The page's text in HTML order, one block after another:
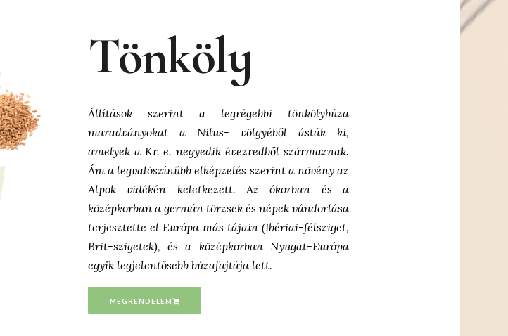
Tönköly
Állítások szerint a legrégebbi tönkölybúza
maradványokat a Nílus- völgyéből ásták ki,
amelyek a Kr. e. negyedik évezredből származnak.
Ám a legvalószínűbb elképzelés szerint a növény az
Alpok vidékén keletkezett. Az ókorban és a
középkorban a germán törzsek és népek vándorlása
terjesztette el Európa más tájain (Ibériai-félsziget,
Brit-szigetek), és a középkorban Nyugat-Európa
egyik legjelentősebb búzafajtája lett.
MEGRENDELEM